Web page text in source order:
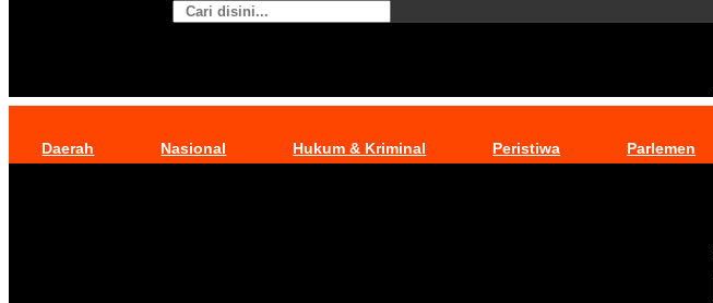
Daerah Nasional Hukum & Kriminal Peristiwa Parlemen